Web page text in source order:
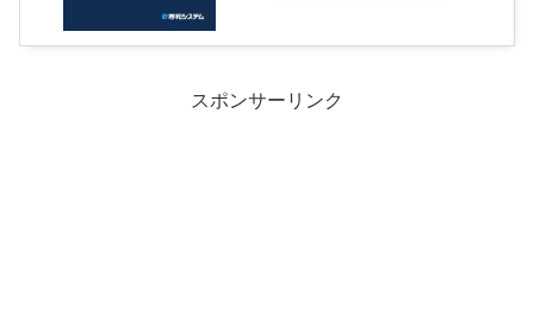
スポンサーリンク